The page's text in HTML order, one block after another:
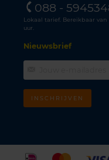
088 -
Lokaal tarief. Bereikbaar
uur.
Nieuwsbrief
INSCHRIJVEN